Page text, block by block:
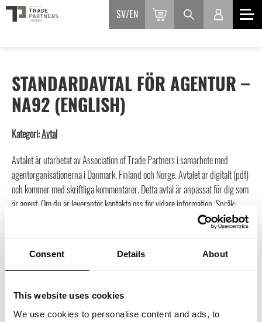
Consent Details About
This website uses cookies
We use cookies to personalise content and ads, to
SV EN
STANDARDAVTAL FÖR AGENTUR –
NA92 (ENGLISH)
Kategori:Avtal
Avtalet är utarbetat av Association of Trade Partners i samarbete med
agentorganisationerna i Danmark, Finland och Norge. Avtalet är digitalt (pdf)
och kommer med skriftliga kommentarer. Detta avtal är anpassat för dig som
är agent. Om du är leverantör kontakta oss för vidare information. Språk:
OBS Logga in för att ta del av kostnadsfria och rabatterade
avtal, du ser aktuell rabatt när du
Inte medlem än?Läs mer och ansök här
938kr inkl. moms